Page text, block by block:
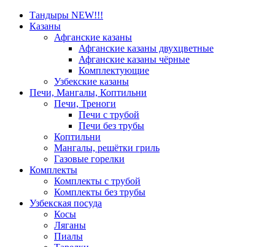
Тандыры NEW!!!
Казаны
Афганские казаны
Афганские казаны двухцветные
Афганские казаны чёрные
Комплектующие
Узбекские казаны
Печи, Мангалы, Коптильни
Печи, Треноги
Печи с трубой
Печи без трубы
Коптильни
Мангалы, решётки гриль
Газовые горелки
Комплекты
Комплекты с трубой
Комплекты без трубы
Узбекская посуда
Косы
Ляганы
Пиалы